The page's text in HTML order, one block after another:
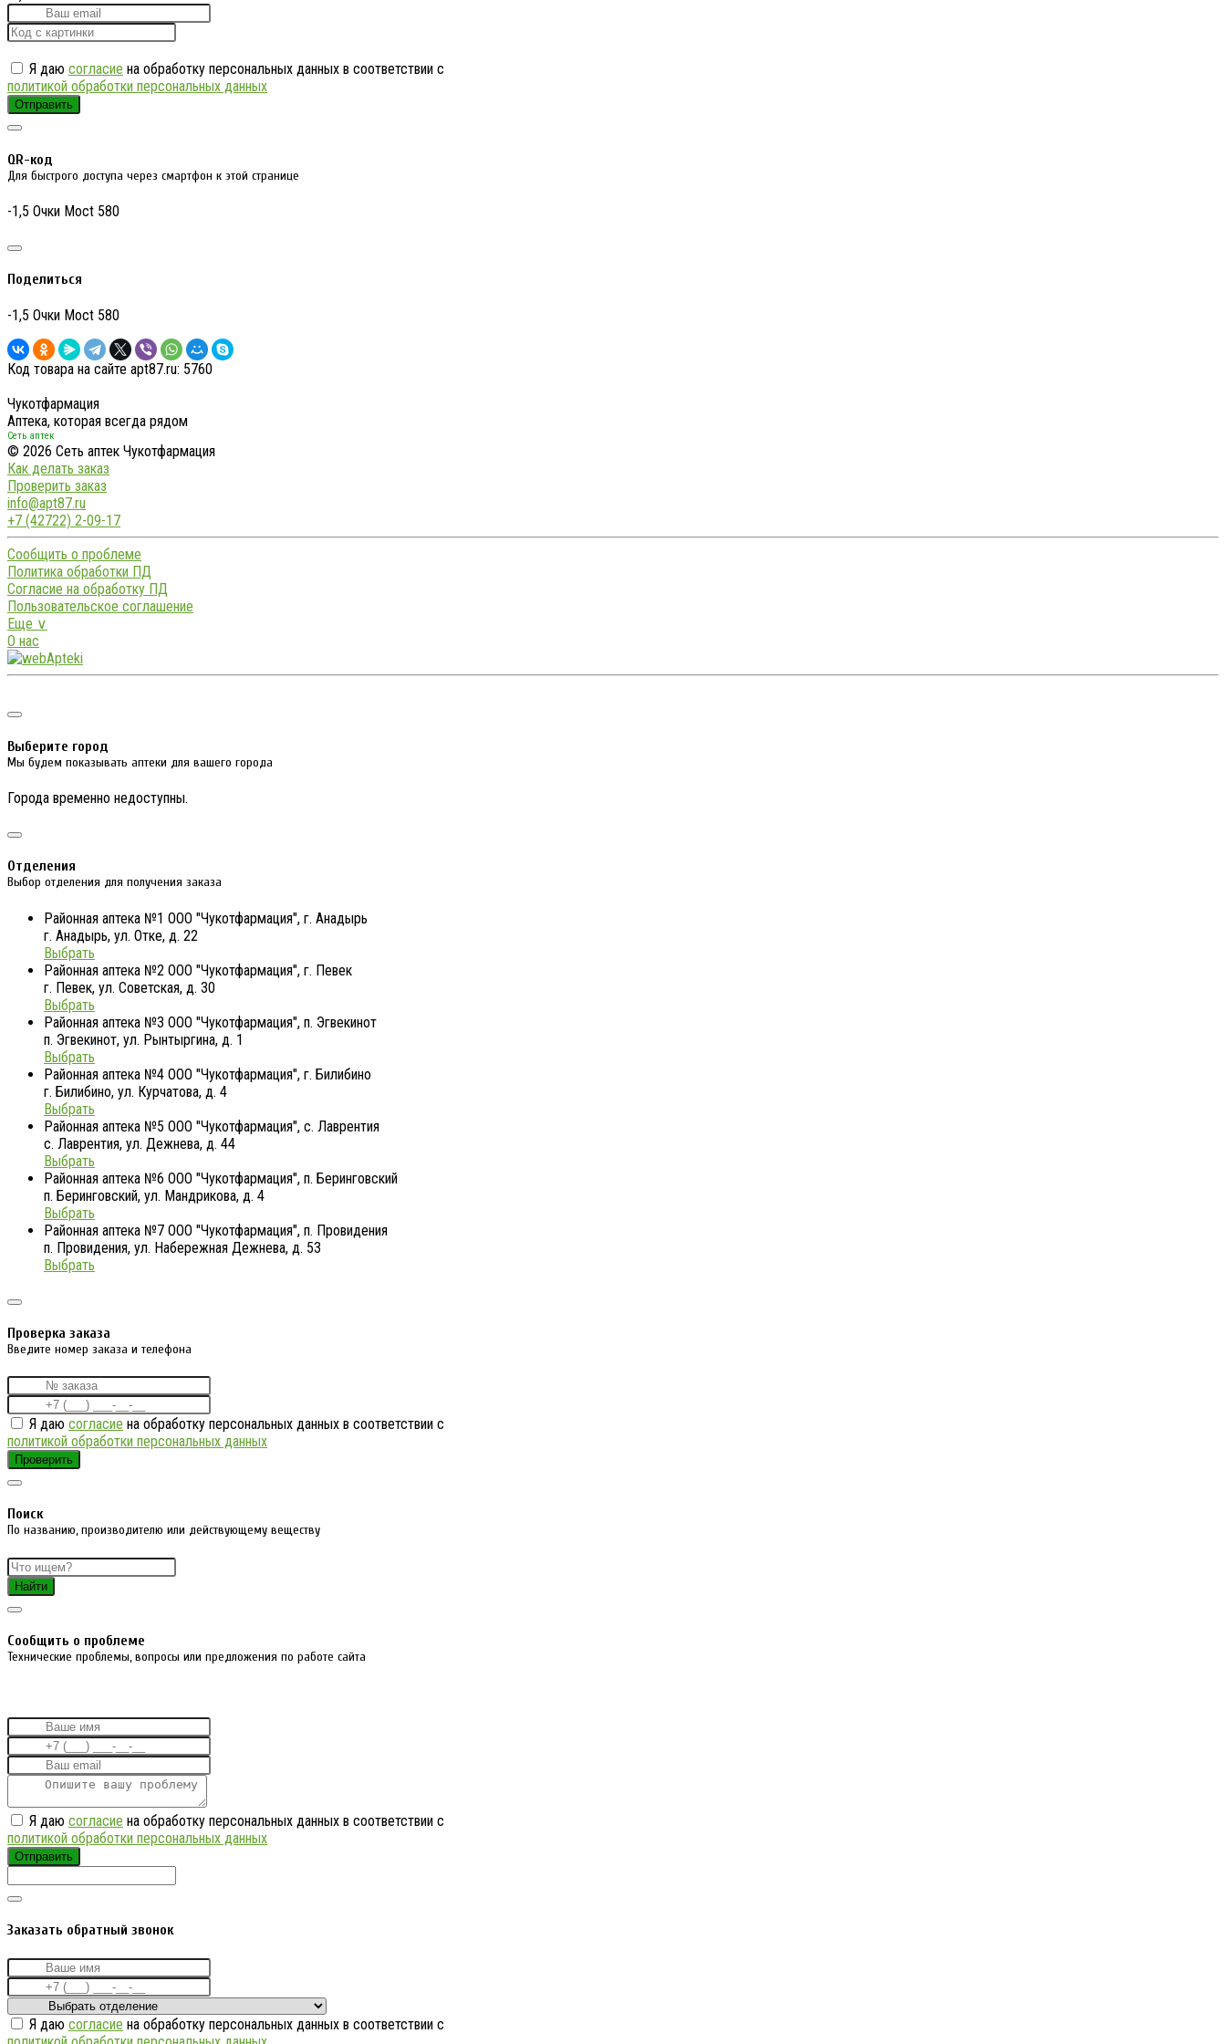
Я даю согласие на обработку персональных данных в соответствии с
политикой обработки персональных данных
Отправить
QR-код
Для быстрого доступа через смартфон к этой странице
-1,5 Очки Moct 580
Поделиться
-1,5 Очки Moct 580
Код товара на сайте apt87.ru: 5760
Чукотфармация
Аптека, которая всегда рядом
Сеть аптек
© 2026 Сеть аптек Чукотфармация
Как делать заказ
Проверить заказ
info@apt87.ru
+7 (42722) 2-09-17
Сообщить о проблеме
Политика обработки ПД
Согласие на обработку ПД
Пользовательское соглашение
Еще ∨
О нас
Выберите город
Мы будем показывать аптеки для вашего города
Города временно недоступны.
Отделения
Выбор отделения для получения заказа
Районная аптека №1 ООО "Чукотфармация", г. Анадырь
г. Анадырь, ул. Отке, д. 22
Выбрать
Районная аптека №2 ООО "Чукотфармация", г. Певек
г. Певек, ул. Советская, д. 30
Выбрать
Районная аптека №3 ООО "Чукотфармация", п. Эгвекинот
п. Эгвекинот, ул. Рынтыргина, д. 1
Выбрать
Районная аптека №4 ООО "Чукотфармация", г. Билибино
г. Билибино, ул. Курчатова, д. 4
Выбрать
Районная аптека №5 ООО "Чукотфармация", с. Лаврентия
с. Лаврентия, ул. Дежнева, д. 44
Выбрать
Районная аптека №6 ООО "Чукотфармация", п. Беринговский
п. Беринговский, ул. Мандрикова, д. 4
Выбрать
Районная аптека №7 ООО "Чукотфармация", п. Провидения
п. Провидения, ул. Набережная Дежнева, д. 53
Выбрать
Проверка заказа
Введите номер заказа и телефона
Я даю согласие на обработку персональных данных в соответствии с
политикой обработки персональных данных
Проверить
Поиск
По названию, производителю или действующему веществу
Найти
Cообщить о проблеме
Технические проблемы, вопросы или предложения по работе сайта
Я даю согласие на обработку персональных данных в соответствии с
политикой обработки персональных данных
Отправить
Заказать обратный звонок
Я даю согласие на обработку персональных данных в соответствии с